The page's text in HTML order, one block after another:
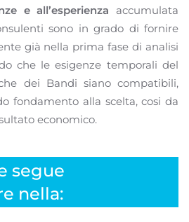
e all’esperienza accumulata
sono in grado di fornire
già nella prima fase di analisi
che le esigenze temporali del
dei Bandi siano compatibili,
fondamento alla scelta, cosi da
economico.
segue
nella: